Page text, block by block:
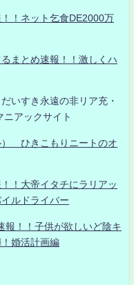
！ネット乞食DE2000万
まとめ速報！！激しくハ
いすき永遠の非リア充・
アックサイト
） ひきこもりニートのオ
！大帝イタチにラリアッ
ルドライバー
報！！子供が欲しいど陰キ
婚活計画編